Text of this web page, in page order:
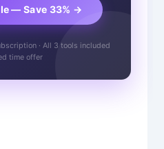
— Save 33% →
· All 3 tools included
time offer